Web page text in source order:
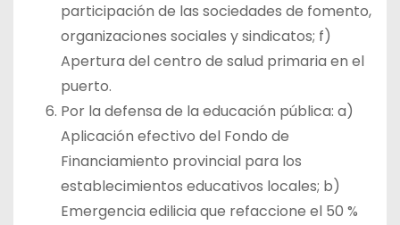
participación de las sociedades de fomento,
organizaciones sociales y sindicatos; f)
Apertura del centro de salud primaria en el
puerto.
Por la defensa de la educación pública: a)
Aplicación efectivo del Fondo de
Financiamiento provincial para los
establecimientos educativos locales; b)
Emergencia edilicia que refaccione el 50 %